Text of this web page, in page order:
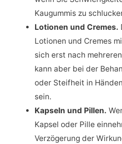
Kaugummis zu
Lotionen und Cremes.
Lotionen und Cremes
sich erst nach
kann aber bei der
oder Steifheit in
sein.
Kapseln und Pillen.
Kapsel oder Pille
Verzögerung der